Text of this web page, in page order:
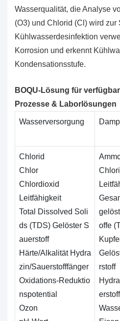
Wasserqualität, die Analyse
(O3) und Chlorid (Cl) wird zur
Kühlwasserdesinfektion
Korrosion und erkennt
Kondensationsstufe.
BOQU-Lösung für
Prozesse & Laborlösungen
Wasserversorgung
Chlorid
Chlor
Chlordioxid
Leitfähigkeit
Total Dissolved Soli
ds (TDS) Gelöster S
auerstoff
Härte/Alkalität Hydra
zin/Sauerstofffänger
Oxidations-Reduktio
nspotential
Ozon
offe
rstoff